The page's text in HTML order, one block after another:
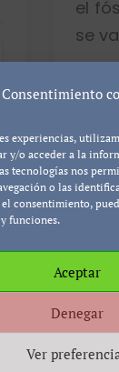
Consentimiento
experiencias,
y/o acceder a la
tecnologías nos
o las
consentimiento,
funciones.
Aceptar
Denegar
Ver
se
al fondo […]
Blanco